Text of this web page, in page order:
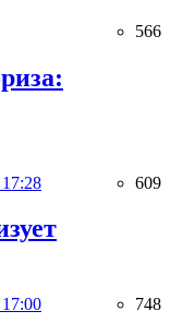
566
17:28 609
17:00 748